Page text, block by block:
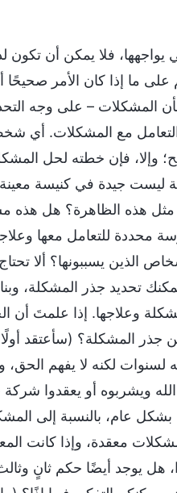
فلا يمكن أن تكون
ما إذا كان الأمر صحيحًا
المشكلات – على وجه
التعامل مع المشكلات. أي
وإلا، فإن خطته لحل
جيدة في كنيسة
هذه الظاهرة؟ هل هذه
للتعامل معها
الذين يسببونها؟ ألا
تحديد جذر المشكلة،
وعلاجها. إذا علمتَ أن
المشكلة؟ (سأعتقد أولًا
لسنوات لكنه لا يفهم
ويشربوه أو يعقدوا
عام، بالنسبة إلى
معقدة، وإذا كانت
هل يوجد أيضًا حكم ثانٍ